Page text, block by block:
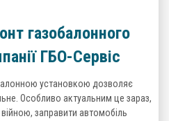
газобалонного
ГБО-Сервіс
установкою дозволяє
Особливо актуальним це зараз,
війною, заправити автомобіль